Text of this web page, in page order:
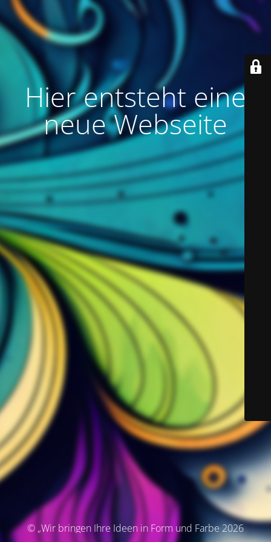
Hier entsteht eine
neue Webseite
© „Wir bringen Ihre Ideen in Form und Farbe 2026